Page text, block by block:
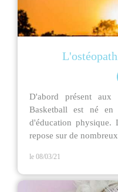
D'abord présent aux
Basketball est né
d'éducation
repose sur de
le 08/03/21